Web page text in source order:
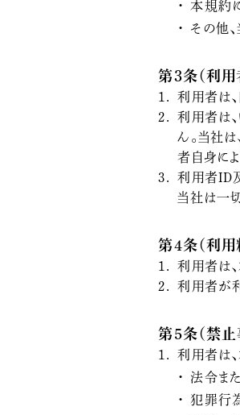
本規約
その他
第3条（利用
利用者は
利用者は
ん。当社
者自身によ
利用者ID
当社は一
第4条（利
利用者は
利用者が
第5条（禁止
利用者は
法令ま
犯罪行